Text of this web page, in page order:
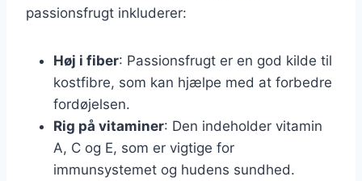
passionsfrugt inkluderer:
Høj i fiber: Passionsfrugt er en god kilde til
kostfibre, som kan hjælpe med at forbedre
fordøjelsen.
Rig på vitaminer: Den indeholder vitamin
A, C og E, som er vigtige for
immunsystemet og hudens sundhed.